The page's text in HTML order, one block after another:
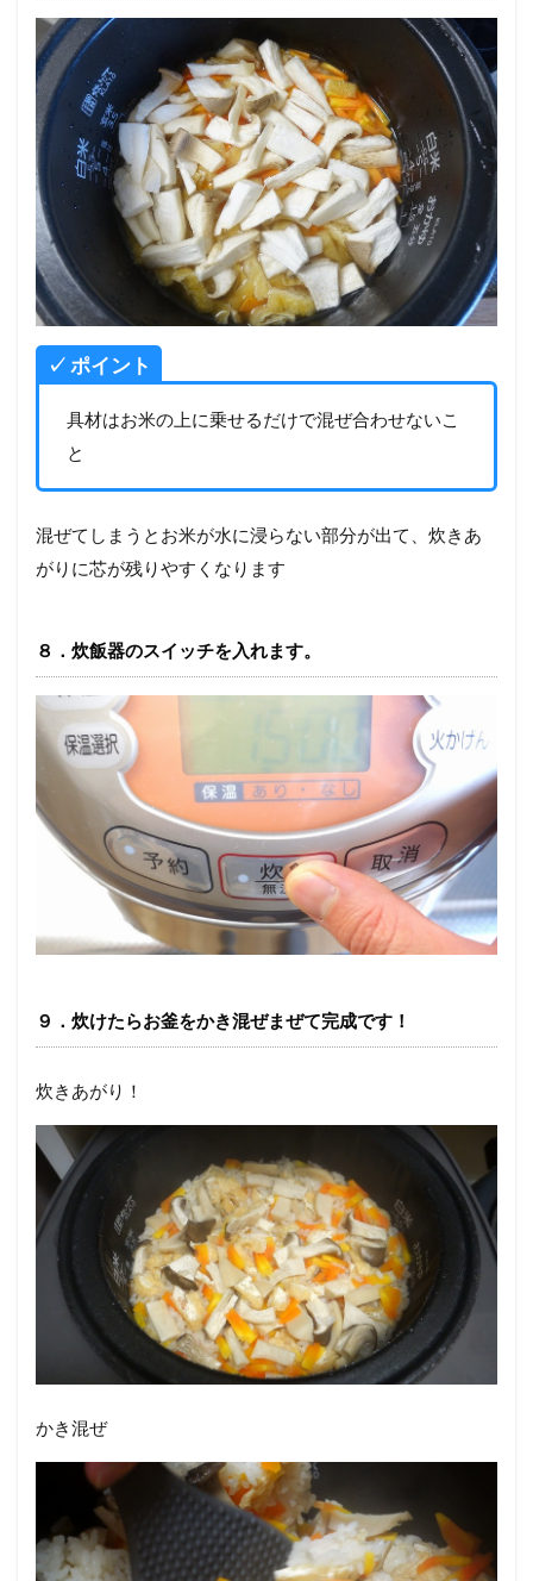
✓ ポイント
具材はお米の上に乗せるだけで混ぜ合わせないこ
と
混ぜてしまうとお米が水に浸らない部分が出て、炊きあ
がりに芯が残りやすくなります
８．炊飯器のスイッチを入れます。
９．炊けたらお釜をかき混ぜまぜて完成です！
炊きあがり！
かき混ぜ